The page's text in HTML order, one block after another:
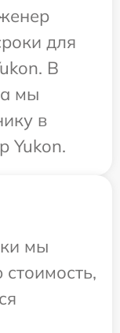
для
В
мы
в
Yukon.
мы